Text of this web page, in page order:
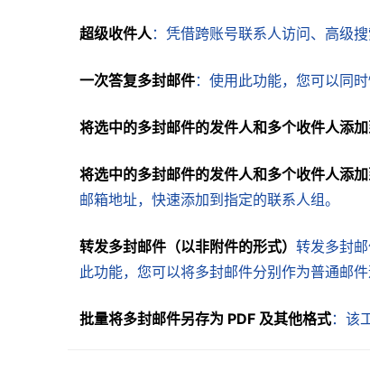
超级收件人：凭借跨账号联系人访问、高级
一次答复多封邮件：使用此功能，您可以同
将选中的多封邮件的发件人和多个收件人添
将选中的多封邮件的发件人和多个收件人添
邮箱地址，快速添加到指定的联系人组。
转发多封邮件（以非附件的形式） 转发多封
此功能，您可以将多封邮件分别作为普通邮
批量将多封邮件另存为 PDF 及其他格式：该